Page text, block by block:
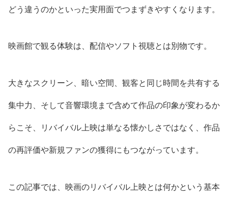
どう違うのかといった実用面でつまずきやすくなります。
映画館で観る体験は、配信やソフト視聴とは別物です。
大きなスクリーン、暗い空間、観客と同じ時間を共有する
集中力、そして音響環境まで含めて作品の印象が変わるか
らこそ、リバイバル上映は単なる懐かしさではなく、作品
の再評価や新規ファンの獲得にもつながっています。
この記事では、映画のリバイバル上映とは何かという基本